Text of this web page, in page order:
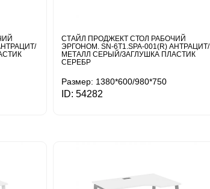
СТАЙЛ ПРОДЖЕКТ СТОЛ РАБОЧИЙ
ЭРГОНОМ. SN-6T1.SPA-001(R) АНТРАЦИТ/
МЕТАЛЛ СЕРЫЙ/ЗАГЛУШКА ПЛАСТИК
СЕРЕБР
Размер: 1380*600/980*750
ID: 54282